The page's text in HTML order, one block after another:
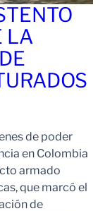
LA
de poder
en Colombia
armado
que marcó el
de